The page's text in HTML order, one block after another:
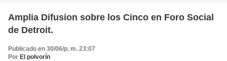
Amplia Difusion sobre los Cinco en Foro Social
de Detroit.
Publicado en 30/06/p. m. 23:07
Por El polvorín